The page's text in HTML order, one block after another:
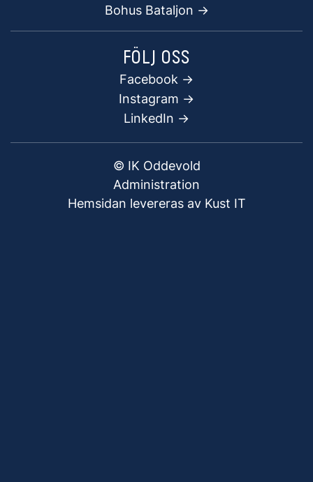
Bohus Bataljon ->
FÖLJ OSS
Facebook ->
Instagram ->
LinkedIn ->
© IK Oddevold
Administration
Hemsidan levereras av Kust IT